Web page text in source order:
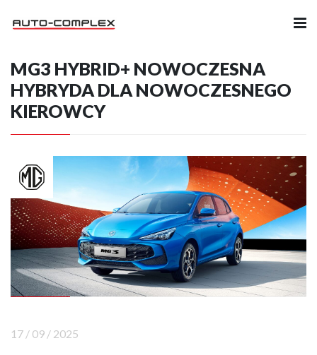
Samochody
Ubezpieczenia
Części i Akcesoria
Firma
Likwidacja szkód
Kariera
Kontakt
MG3 HYBRID+ NOWOCZESNA
HYBRYDA DLA NOWOCZESNEGO
KIEROWCY
17 / 09 / 2025